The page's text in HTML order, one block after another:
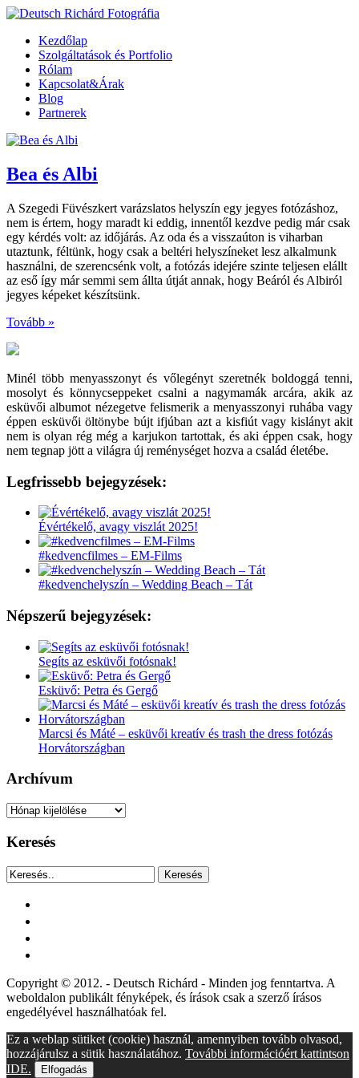
Kezdőlap
Szolgáltatások és Portfolio
Rólam
Kapcsolat&Árak
Blog
Partnerek
Bea és Albi
A Szegedi Füvészkert varázslatos helyszín egy jegyes fotózáshoz,
nem is értem, hogy maradt ki eddig, innentől kezdve pedig már csak
egy kérdés volt: az időjárás. Az oda és a visszaúton is viharban
utaztunk, féltünk, hogy csak a beltéri helyszíneket lesz alkalmunk
használni, de szerencsénk volt, a fotózás idejére szinte teljesen elállt
az eső így már semmi sem állta útját annak, hogy Beáról és Albiról
jegyes képeket készítsünk.
Tovább »
Minél több menyasszonyt és vőlegényt szeretnék boldoggá tenni,
mosolyt és könnycseppeket csalni a nagymamák arcára, akik az
esküvői albumot nézegetve felismerik a menyasszonyi ruhába vagy
éppen esküvői öltönybe bújt ifjúban azt a kisfiút vagy kislányt akit
nem is olyan rég még a karjukon tartottak, és aki éppen csak, hogy
nem tegnap jött a világra új reménységet hozva a család életébe.
Legfrissebb bejegyzések:
Évértékelő, avagy viszlát 2025!
#kedvencfilmes – EM-Films
#kedvenchelyszín – Wedding Beach – Tát
Népszerű bejegyzések:
Segíts az esküvői fotósnak!
Esküvő: Petra és Gergő
Marcsi és Máté – esküvői kreatív és trash the dress fotózás
Horvátországban
Archívum
Archívum
Keresés
Keresés
Copyright © 2012. - Deutsch Richárd - Minden jog fenntartva. A
weboldalon publikált fényképek, és írások csak a szerző írásos
engedélyével használhatóak fel.
Ez a weblap sütiket (cookie) használ, amennyiben tovább olvasod,
hozzájárulsz a sütik használatához. További információért kattintson
IDE.
Elfogadás